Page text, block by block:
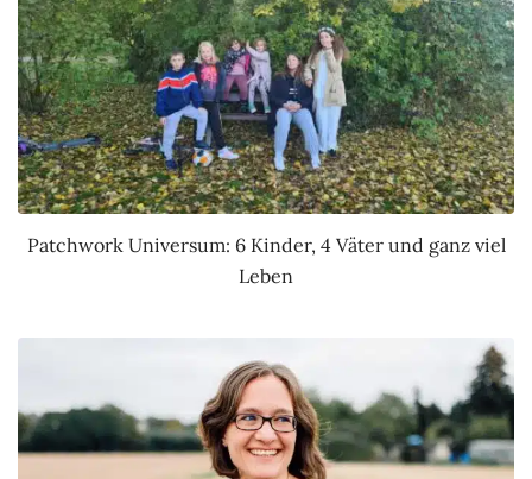
Patchwork Universum: 6 Kinder, 4 Väter und ganz viel
Leben